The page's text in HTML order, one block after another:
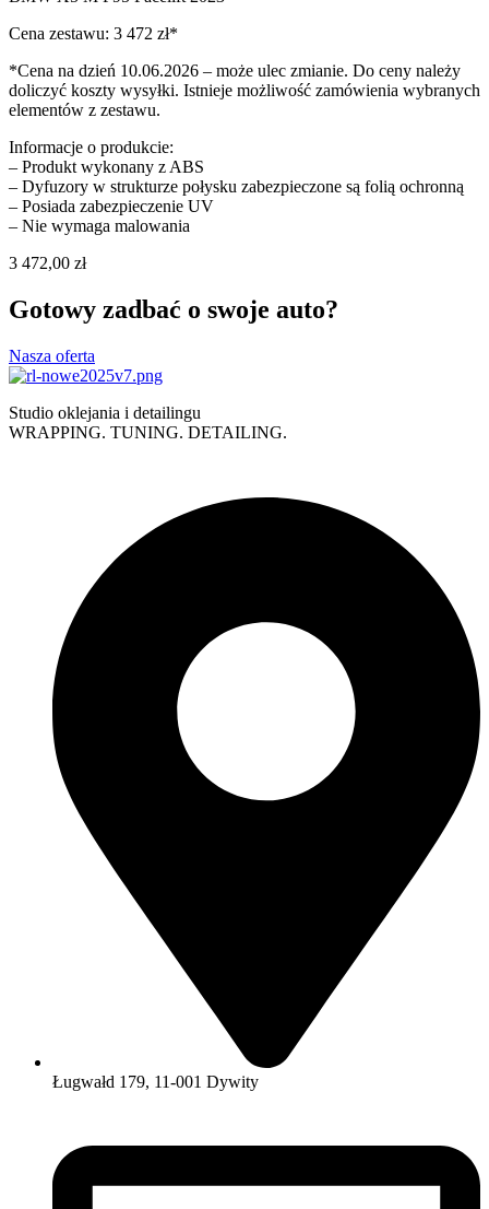
Cena zestawu: 3 472 zł*
*Cena na dzień 10.06.2026 – może ulec zmianie. Do ceny należy
doliczyć koszty wysyłki. Istnieje możliwość zamówienia wybranych
elementów z zestawu.
Informacje o produkcie:
– Produkt wykonany z ABS
– Dyfuzory w strukturze połysku zabezpieczone są folią ochronną
– Posiada zabezpieczenie UV
– Nie wymaga malowania
3 472,00 zł
Gotowy zadbać o swoje auto?
Nasza oferta
Studio oklejania i detailingu
WRAPPING. TUNING. DETAILING.
Ługwałd 179, 11-001 Dywity